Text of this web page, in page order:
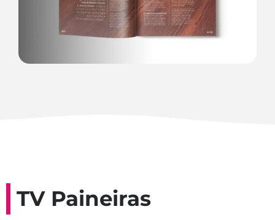
TV Paineiras